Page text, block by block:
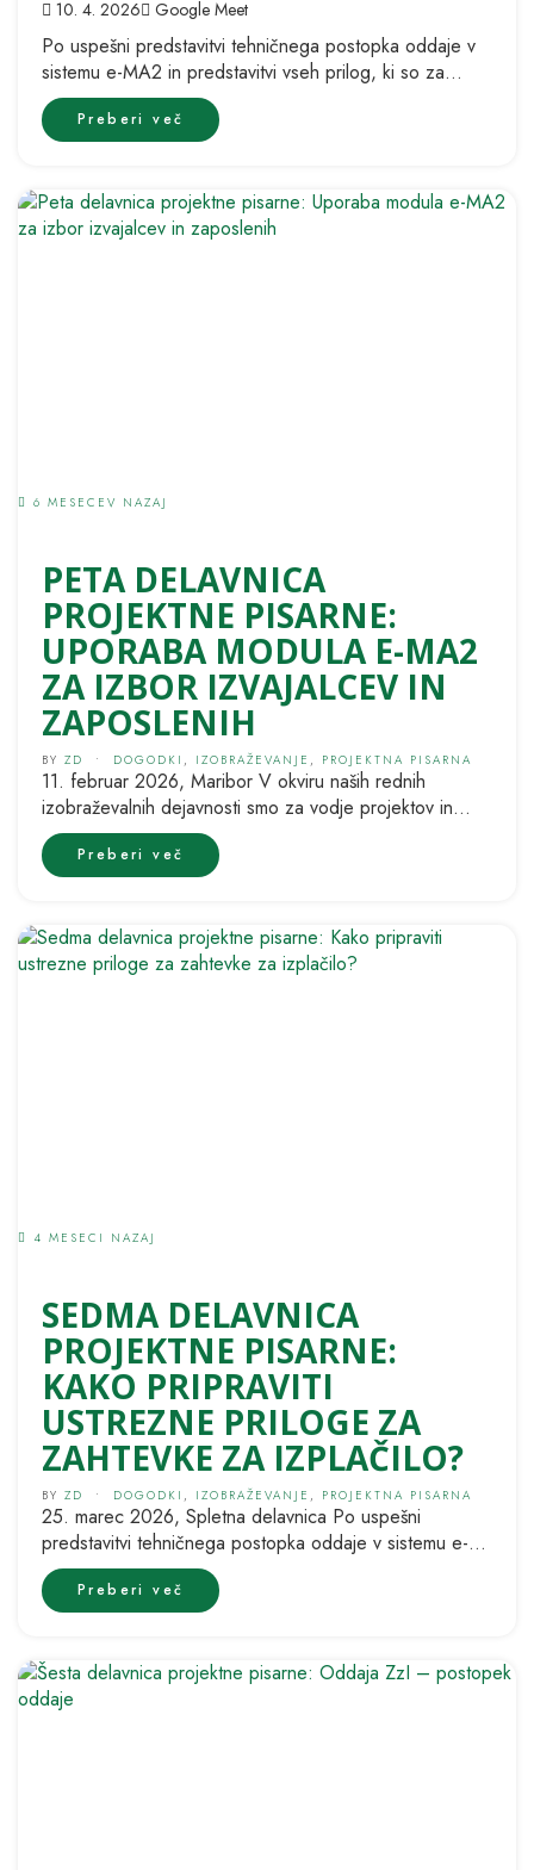
10. 4. 2026 Google Meet
Po uspešni predstavitvi tehničnega postopka oddaje v
sistemu e-MA2 in predstavitvi vseh prilog, ki so za
uspešno oddan zahtevek potrebne,...
Preberi več
6 MESECEV NAZAJ
PETA DELAVNICA
PROJEKTNE PISARNE:
UPORABA MODULA E-MA2
ZA IZBOR IZVAJALCEV IN
ZAPOSLENIH
BY ZD • DOGODKI , IZOBRAŽEVANJE , PROJEKTNA PISARNA
11. februar 2026, Maribor V okviru naših rednih
izobraževalnih dejavnosti smo za vodje projektov in
člane projektnih ekip na razpisnem...
Preberi več
4 MESECI NAZAJ
SEDMA DELAVNICA
PROJEKTNE PISARNE:
KAKO PRIPRAVITI
USTREZNE PRILOGE ZA
ZAHTEVKE ZA IZPLAČILO?
BY ZD • DOGODKI , IZOBRAŽEVANJE , PROJEKTNA PISARNA
25. marec 2026, Spletna delavnica Po uspešni
predstavitvi tehničnega postopka oddaje v sistemu e-
MA2 smo se na sedmi delavnici operacije...
Preberi več